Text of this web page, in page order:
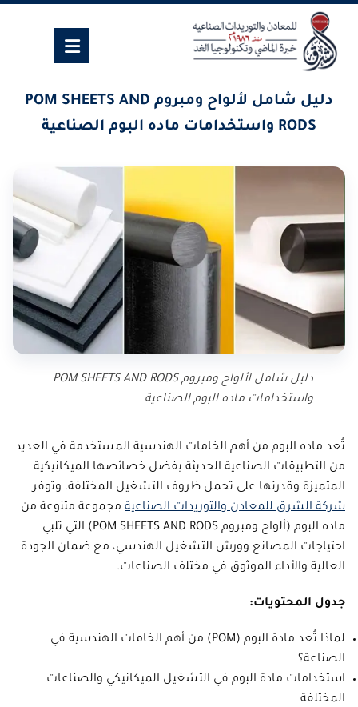
دليل شامل لألواح ومبروم POM SHEETS AND
RODS واستخدامات ماده البوم الصناعية
دليل شامل لألواح ومبروم POM SHEETS AND RODS
واستخدامات ماده البوم الصناعية
تُعد ماده البوم من أهم الخامات الهندسية المستخدمة في العديد
من التطبيقات الصناعية الحديثة بفضل خصائصها الميكانيكية
المتميزة وقدرتها على تحمل ظروف التشغيل المختلفة. وتوفر
شركة الشرق للمعادن والتوريدات الصناعية مجموعة متنوعة من
ماده البوم (ألواح ومبروم POM SHEETS AND RODS) التي تلبي
احتياجات المصانع وورش التشغيل الهندسي، مع ضمان الجودة
العالية والأداء الموثوق في مختلف الصناعات.
جدول المحتويات:
لماذا تُعد مادة البوم (POM) من أهم الخامات الهندسية في
الصناعة؟
استخدامات مادة البوم في التشغيل الميكانيكي والصناعات
المختلفة